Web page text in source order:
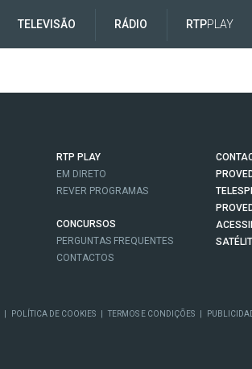
TELEVISÃO RÁDIO RTPPLAY
RTP PLAY
EM DIRETO
REVER PROGRAMAS
CONCURSOS
PERGUNTAS FREQUENTES
CONTACTOS
POLÍTICA DE COOKIES TERMOS E CONDIÇÕES